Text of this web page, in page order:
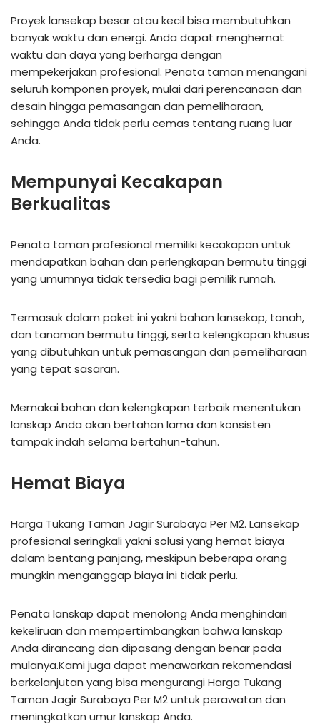
Proyek lansekap besar atau kecil bisa membutuhkan
banyak waktu dan energi. Anda dapat menghemat
waktu dan daya yang berharga dengan
mempekerjakan profesional. Penata taman menangani
seluruh komponen proyek, mulai dari perencanaan dan
desain hingga pemasangan dan pemeliharaan,
sehingga Anda tidak perlu cemas tentang ruang luar
Anda.
Mempunyai Kecakapan
Berkualitas
Penata taman profesional memiliki kecakapan untuk
mendapatkan bahan dan perlengkapan bermutu tinggi
yang umumnya tidak tersedia bagi pemilik rumah.
Termasuk dalam paket ini yakni bahan lansekap, tanah,
dan tanaman bermutu tinggi, serta kelengkapan khusus
yang dibutuhkan untuk pemasangan dan pemeliharaan
yang tepat sasaran.
Memakai bahan dan kelengkapan terbaik menentukan
lanskap Anda akan bertahan lama dan konsisten
tampak indah selama bertahun-tahun.
Hemat Biaya
Harga Tukang Taman Jagir Surabaya Per M2. Lansekap
profesional seringkali yakni solusi yang hemat biaya
dalam bentang panjang, meskipun beberapa orang
mungkin menganggap biaya ini tidak perlu.
Penata lanskap dapat menolong Anda menghindari
kekeliruan dan mempertimbangkan bahwa lanskap
Anda dirancang dan dipasang dengan benar pada
mulanya.Kami juga dapat menawarkan rekomendasi
berkelanjutan yang bisa mengurangi Harga Tukang
Taman Jagir Surabaya Per M2 untuk perawatan dan
meningkatkan umur lanskap Anda.